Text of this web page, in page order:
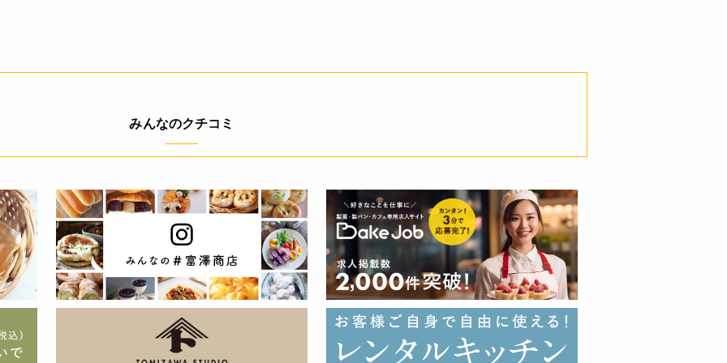
みんなのクチコミ